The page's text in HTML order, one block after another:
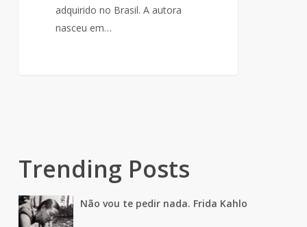
adquirido no Brasil. A autora
nasceu em…
Trending Posts
Não vou te pedir nada. Frida Kahlo